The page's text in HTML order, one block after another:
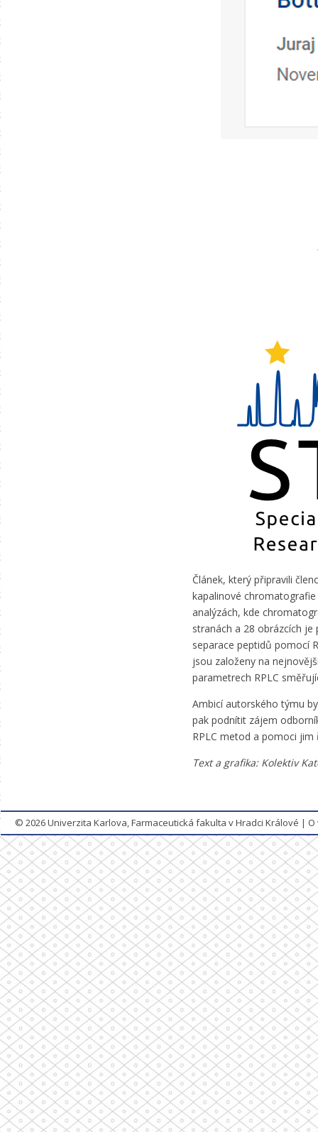
Článek, který připravili
kapalinové chromatografie
analýzách, kde
stranách a 28 obrázcích
separace peptidů pomocí
jsou založeny na
parametrech RPLC
Ambicí autorského týmu
pak podnítit zájem
RPLC metod a pomoci
Text a grafika: Kolektiv
© 2026Univerzita Karlova, Farmaceutická fakulta v Hradci Králové |